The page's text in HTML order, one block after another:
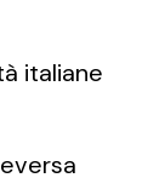
italiane